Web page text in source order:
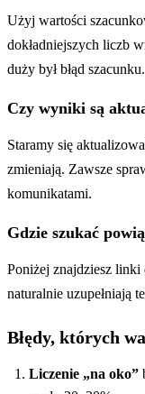
Użyj wartości
dokładniejszych liczb
duży był błąd szacunku.
Czy wyniki są
Staramy się
zmieniają. Zawsze
komunikatami.
Gdzie szukać
Poniżej znajdziesz
naturalnie uzupełniają
Błędy, których
Liczenie „na oko”